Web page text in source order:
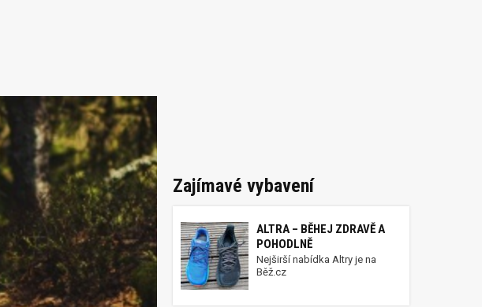
Zajímavé vybavení
ALTRA – BĚHEJ ZDRAVĚ A
POHODLNĚ
Nejširší nabídka Altry je na
Běž.cz